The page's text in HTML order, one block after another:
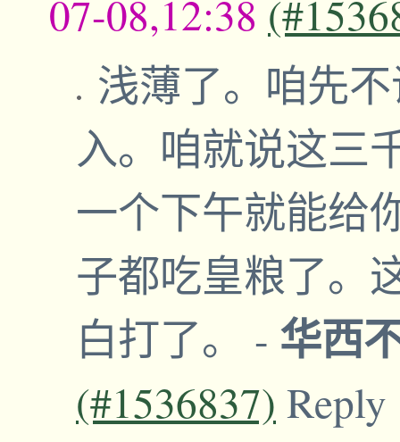
07-08,12:38
浅薄了。咱先
入。咱就说这三
一个下午就能给
子都吃皇粮了。
白打了。 - 华西
(#1536837) Reply